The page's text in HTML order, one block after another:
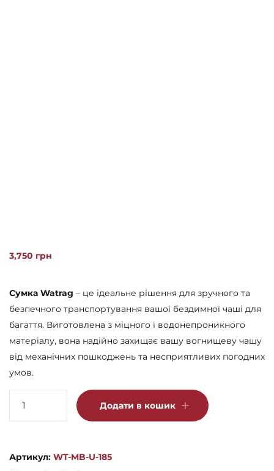
3,750 грн
Сумка Watrag – це ідеальне рішення для зручного та
безпечного транспортування вашої бездимної чаші для
багаття. Виготовлена з міцного і водонепроникного
матеріалу, вона надійно захищає вашу вогнищеву чашу
від механічних пошкоджень та несприятливих погодних
умов.
Додати в кошик
Артикул: WT-MB-U-185